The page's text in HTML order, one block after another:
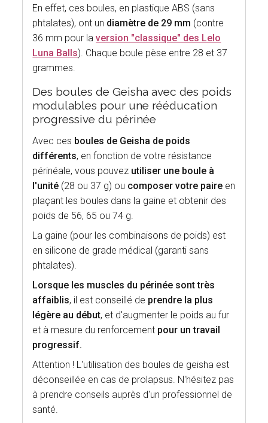
En effet, ces boules, en plastique ABS (sans
phtalates), ont un diamètre de 29 mm (contre
36 mm pour laversion "classique" des Lelo
Luna Balls). Chaque boule pèse entre 28 et 37
grammes.
Des boules de Geisha avec des poids
modulables pour une rééducation
progressive du périnée
Avec ces boules de Geisha de poids
différents, en fonction de votre résistance
périnéale, vous pouvez utiliser une boule à
l'unité (28 ou 37 g) ou composer votre paire en
plaçant les boules dans la gaine et obtenir des
poids de 56, 65 ou 74 g.
La gaine (pour les combinaisons de poids) est
en silicone de grade médical (garanti sans
phtalates).
Lorsque les muscles du périnée sont très
affaiblis, il est conseillé de prendre la plus
légère au début, et d'augmenter le poids au fur
et à mesure du renforcement pour un travail
progressif.
Attention ! L'utilisation des boules de geisha est
déconseillée en cas de prolapsus. N'hésitez pas
à prendre conseils auprès d'un professionnel de
santé.